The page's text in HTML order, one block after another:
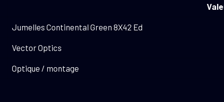
Jumelles Continental Green 8X42 Ed
Vector Optics
Optique / montage